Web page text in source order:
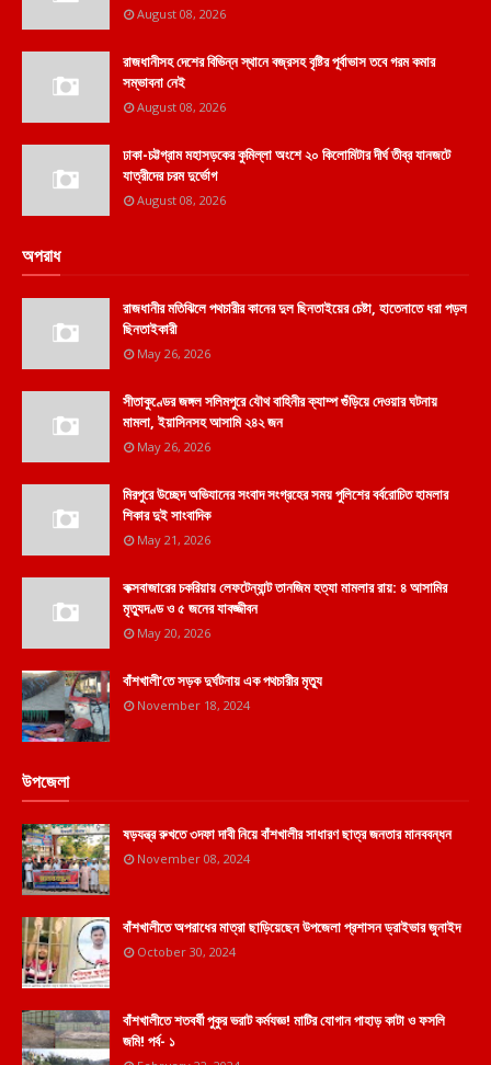
August 08, 2026
রাজধানীসহ দেশের বিভিন্ন স্থানে বজ্রসহ বৃষ্টির পূর্বাভাস তবে গরম কমার
সম্ভাবনা নেই
August 08, 2026
ঢাকা-চট্টগ্রাম মহাসড়কের কুমিল্লা অংশে ২০ কিলোমিটার দীর্ঘ তীব্র যানজটে
যাত্রীদের চরম দুর্ভোগ
August 08, 2026
অপরাধ
রাজধানীর মতিঝিলে পথচারীর কানের দুল ছিনতাইয়ের চেষ্টা, হাতেনাতে ধরা পড়ল
ছিনতাইকারী
May 26, 2026
সীতাকুণ্ডের জঙ্গল সলিমপুরে যৌথ বাহিনীর ক্যাম্প গুঁড়িয়ে দেওয়ার ঘটনায়
মামলা, ইয়াসিনসহ আসামি ২৪২ জন
May 26, 2026
মিরপুরে উচ্ছেদ অভিযানের সংবাদ সংগ্রহের সময় পুলিশের বর্বরোচিত হামলার
শিকার দুই সাংবাদিক
May 21, 2026
কক্সবাজারের চকরিয়ায় লেফটেন্যান্ট তানজিম হত্যা মামলার রায়: ৪ আসামির
মৃত্যুদণ্ড ও ৫ জনের যাবজ্জীবন
May 20, 2026
বাঁশখালী'তে সড়ক দুর্ঘটনায় এক পথচারীর মৃত্যু
November 18, 2024
উপজেলা
ষড়যন্ত্র রুখতে ৩দফা দাবী নিয়ে বাঁশখালীর সাধারণ ছাত্র জনতার মানববন্ধন
November 08, 2024
বাঁশখালীতে অপরাধের মাত্রা ছাড়িয়েছেন উপজেলা প্রশাসন ড্রাইভার জুনাইদ
October 30, 2024
বাঁশখালীতে শতবর্ষী পুকুর ভরাট কর্মযজ্ঞ! মাটির যোগান পাহাড় কাটা ও ফসলি
জমি! পর্ব- ১